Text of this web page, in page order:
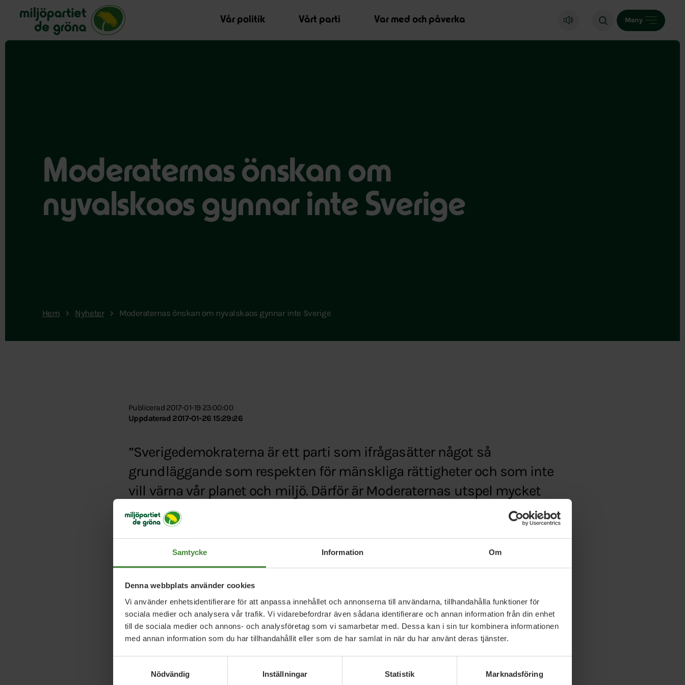
Samtycke Information Om
Denna webbplats använder cookies
Vi använder enhetsidentifierare för att anpassa innehållet och annonserna till användarna, tillhandahålla funktioner för
sociala medier och analysera vår trafik. Vi vidarebefordrar även sådana identifierare och annan information från din enhet
till de sociala medier och annons- och analysföretag som vi samarbetar med. Dessa kan i sin tur kombinera informationen
med annan information som du har tillhandahållit eller som de har samlat in när du har använt deras tjänster.
Nödvändig
Inställningar Statistik Marknadsföring
Miljöpartiet de gröna, startsida
Vår politik
Vårt parti Var med och påverka Meny
Moderaternas önskan om
nyvalskaos gynnar inte Sverige
Hem Nyheter Moderaternas önskan om nyvalskaos gynnar inte Sverige
Publicerad 2017-01-19 23:00:00
Uppdaterad 2017-01-26 15:29:26
”Sverigedemokraterna är ett parti som ifrågasätter något så
grundläggande som respekten för mänskliga rättigheter och som inte
vill värna vår planet och miljö. Därför är Moderaternas utspel mycket
problematiskt”, skriver Maria Ferm och Jonas Eriksson.
Typ:Debattartikel
http://www.svt.se/opinion/maria-ferm-och-jonas-eriksson-om-alliansbudget
Relaterade nyheter